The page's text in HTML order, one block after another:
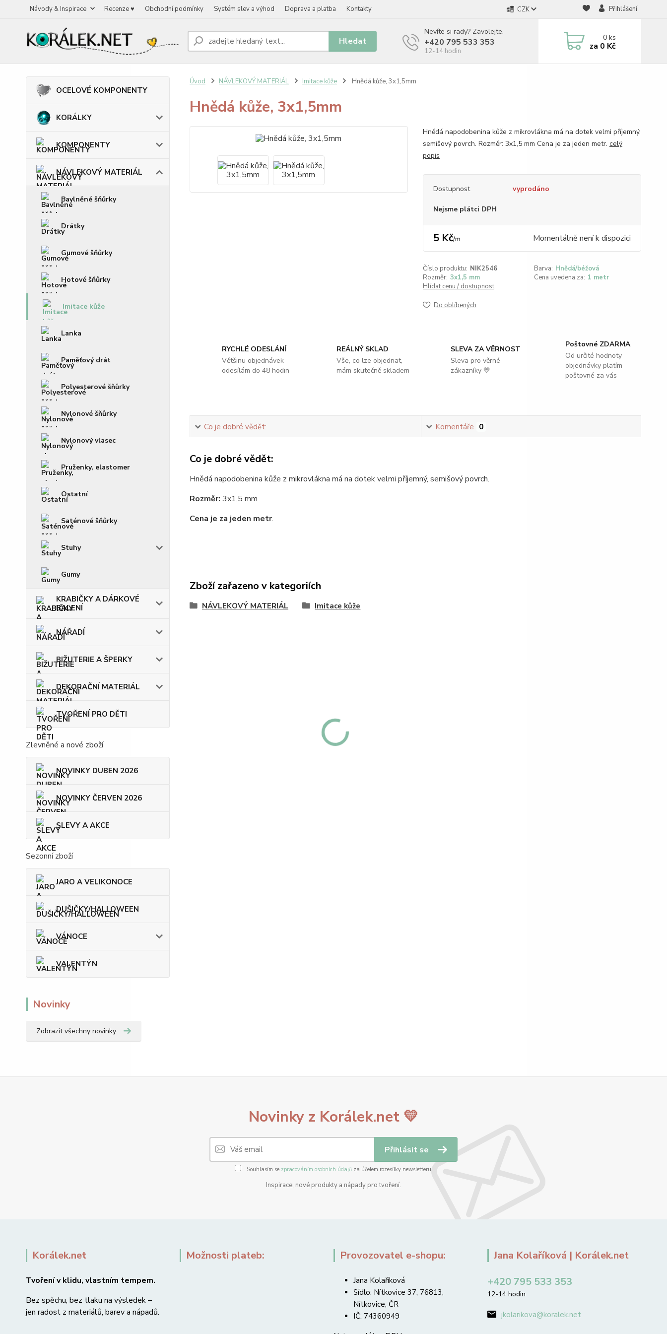
Návody & Inspirace Recenze ♥ Obchodní podmínky Systém slev a výhod Doprava a platba Kontakty CZK Přihlášení
Hledat
Nevíte si rady? Zavolejte.
+420 795 533 353
12-14 hodin
0ks
za 0 Kč
OCELOVÉ KOMPONENTY
KORÁLKY
KOMPONENTY
NÁVLEKOVÝ MATERIÁL
Bavlněné šňůrky
Drátky
Gumové šňůrky
Hotové šňůrky
Imitace kůže
Lanka
Paměťový drát
Polyesterové šňůrky
Nylonové šňůrky
Nylonový vlasec
Pruženky, elastomer
Ostatní
Saténové šňůrky
Stuhy
Gumy
KRABIČKY A DÁRKOVÉ
BALENÍ
NÁŘADÍ
BIŽUTERIE A ŠPERKY
DEKORAČNÍ MATERIÁL
TVOŘENÍ PRO DĚTI
Zlevněné a nové zboží
NOVINKY DUBEN 2026
NOVINKY ČERVEN 2026
SLEVY A AKCE
Sezonní zboží
JARO A VELIKONOCE
DUŠIČKY/HALLOWEEN
VÁNOCE
VALENTÝN
Novinky
Zobrazit všechny novinky
Úvod NÁVLEKOVÝ MATERIÁL Imitace kůže Hnědá kůže, 3x1,5mm
Hnědá kůže, 3x1,5mm
Hnědá napodobenina kůže z mikrovlákna má na dotek velmi příjemný,
semišový povrch. Rozměr: 3x1,5 mm Cena je za jeden metr. celý
popis
Dostupnost vyprodáno
Nejsme plátci DPH
5 Kč/m Momentálně není k dispozici
Číslo produktu: NIK2546 Barva: Hnědá/béžová
Rozměr: 3x1,5 mm Cena uvedena za: 1 metr
Hlídat cenu / dostupnost
Do oblíbených
RYCHLÉ ODESLÁNÍ
Většinu objednávek
odesílám do 48 hodin
REÁLNÝ SKLAD
Vše, co lze objednat,
mám skutečně skladem
SLEVA ZA VĚRNOST
Sleva pro věrné
zákazníky 💛
Poštovné ZDARMA
Od určité hodnoty
objednávky platím
poštovné za vás
Co je dobré vědět: Komentáře 0
Co je dobré vědět:
Hnědá napodobenina kůže z mikrovlákna má na dotek velmi příjemný, semišový povrch.
Rozměr: 3x1,5 mm
Cena je za jeden metr.
Zboží zařazeno v kategoriích
NÁVLEKOVÝ MATERIÁL Imitace kůže
Novinky z Korálek.net 💛
Přihlásit se
Souhlasím se zpracováním osobních údajůza účelem rozesílky newsletteru.
Inspirace, nové produkty a nápady pro tvoření.
Korálek.net
Tvoření v klidu, vlastním tempem.
Bez spěchu, bez tlaku na výsledek –
jen radost z materiálů, barev a nápadů.
Možnosti plateb: Provozovatel e-shopu:
Jana Kolaříková
Sídlo: Nítkovice 37, 76813,
Nítkovice, ČR
IČ: 74360949
Jana Kolaříková | Korálek.net
+420 795 533 353
12-14 hodin
jkolarikova@koralek.net